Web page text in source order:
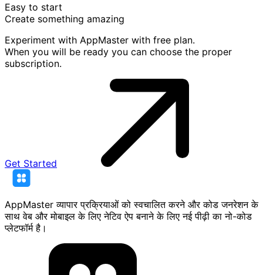
Easy to start
Create something amazing
Experiment with AppMaster with free plan.
When you will be ready you can choose the proper
subscription.
Get Started
AppMaster व्यापार प्रक्रियाओं को स्वचालित करने और कोड जनरेशन के
साथ वेब और मोबाइल के लिए नेटिव ऐप बनाने के लिए नई पीढ़ी का नो-कोड
प्लेटफॉर्म है।